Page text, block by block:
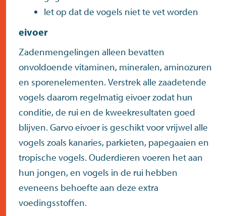
let op dat de vogels niet te vet worden
eivoer
Zadenmengelingen alleen bevatten
onvoldoende vitaminen, mineralen, aminozuren
en sporenelementen. Verstrek alle zaadetende
vogels daarom regelmatig eivoer zodat hun
conditie, de rui en de kweekresultaten goed
blijven. Garvo eivoer is geschikt voor vrijwel alle
vogels zoals kanaries, parkieten, papegaaien en
tropische vogels. Ouderdieren voeren het aan
hun jongen, en vogels in de rui hebben
eveneens behoefte aan deze extra
voedingsstoffen.